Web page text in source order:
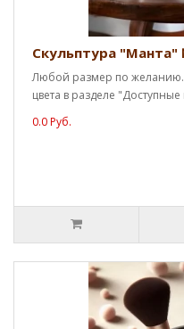
Скульптура "Манта"
Любой размер по
цвета в разделе "Доступные
0.0 Руб.